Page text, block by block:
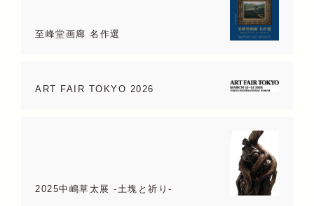
至峰堂画廊 名作選
ART FAIR TOKYO 2026
2025中嶋草太展 -土塊と祈り-